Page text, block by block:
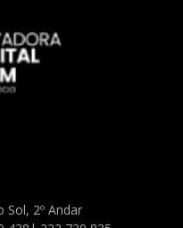
Sol, 2º Andar